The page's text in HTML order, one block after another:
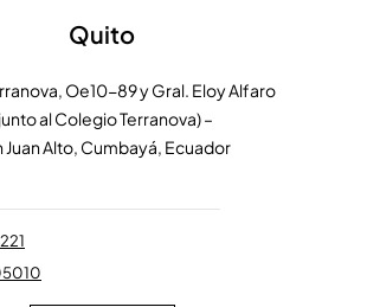
Quito
Oe10-89 y Gral. Eloy Alfaro
al Colegio Terranova) –
Juan Alto, Cumbayá, Ecuador